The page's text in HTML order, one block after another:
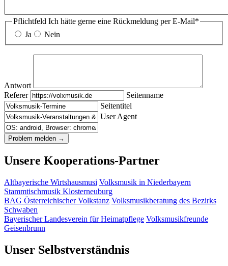
Pflichtfeld Ich hätte gerne eine Rückmeldung per E-Mail*
Ja
Nein
Antwort
Referer
Seitenname
Seitentitel
User Agent
Unsere Kooperations-Partner
Altbayerische Wirtshausmusi Volksmusik in Niederbayern
Stammtischmusik Klosterneuburg
BAG Österreichischer Volkstanz Volksmusikberatung des Bezirks
Schwaben
Bayerischer Landesverein für Heimatpflege Volksmusikfreunde
Geisenbrunn
Unser Selbstverständnis